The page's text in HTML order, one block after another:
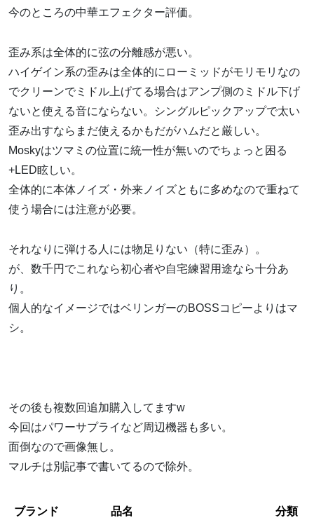
今のところの中華エフェクター評価。
歪み系は全体的に弦の分離感が悪い。
ハイゲイン系の歪みは全体的にローミッドがモリモリなの
でクリーンでミドル上げてる場合はアンプ側のミドル下げ
ないと使える音にならない。シングルピックアップで太い
歪み出すならまだ使えるかもだがハムだと厳しい。
Moskyはツマミの位置に統一性が無いのでちょっと困る
+LED眩しい。
全体的に本体ノイズ・外来ノイズともに多めなので重ねて
使う場合には注意が必要。
それなりに弾ける人には物足りない（特に歪み）。
が、数千円でこれなら初心者や自宅練習用途なら十分あ
り。
個人的なイメージではベリンガーのBOSSコピーよりはマ
シ。
その後も複数回追加購入してますw
今回はパワーサプライなど周辺機器も多い。
面倒なので画像無し。
マルチは別記事で書いてるので除外。
ブランド 品名 分類